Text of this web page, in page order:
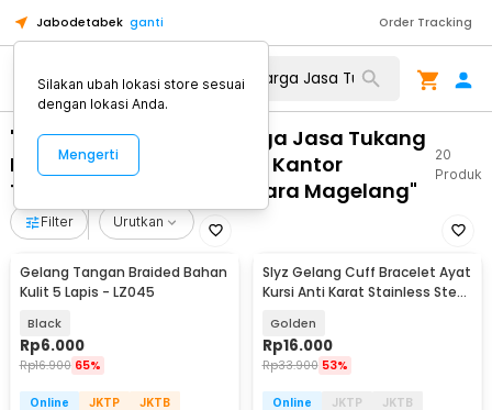
Jabodetabek ganti Order Tracking
"WA 0859 3970 0884 Harga Jasa Tukang
Pasang Pintu Kaca Untuk Kantor
Terpercaya Magelang Utara Magelang"
20
Produk
Filter Urutkan
Gelang Tangan Braided Bahan
Kulit 5 Lapis - LZ045
Black
Rp6.000
Rp16.900 65%
Online JKTP
JKTB
Slyz Gelang Cuff Bracelet Ayat
Kursi Anti Karat Stainless Steel
Golden
Rp16.000
Rp33.900 53%
Online JKTP
JKTB
Silakan ubah lokasi store sesuai
dengan lokasi Anda.
Mengerti